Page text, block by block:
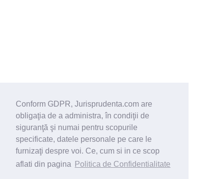
Conform GDPR, Jurisprudenta.com are
obligaţia de a administra, în condiţii de
siguranţă şi numai pentru scopurile
specificate, datele personale pe care le
furnizaţi despre voi. Ce, cum si in ce scop
aflati din pagina
Politica de Confidentialitate